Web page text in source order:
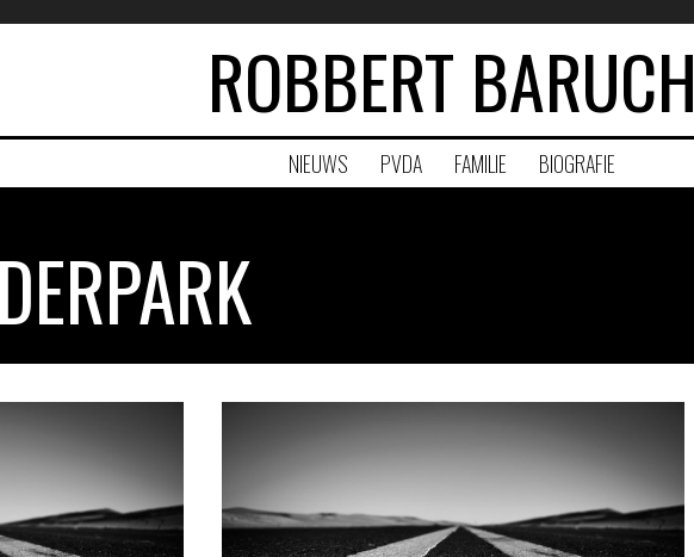
ROBBERT BARUCH
NIEUWS PVDA FAMILIE BIOGRAFIE